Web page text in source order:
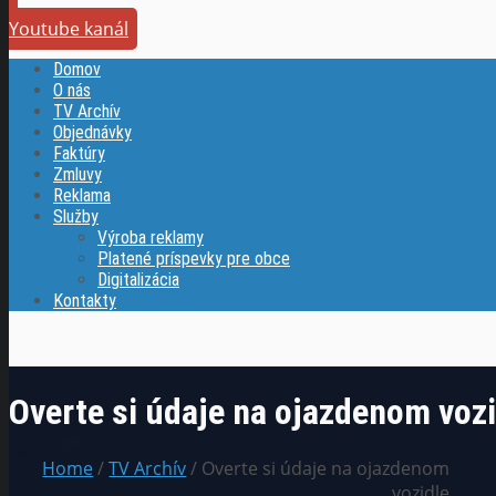
Youtube kanál
Domov
O nás
TV Archív
Objednávky
Faktúry
Zmluvy
Reklama
Služby
Výroba reklamy
Platené príspevky pre obce
Digitalizácia
Kontakty
Overte si údaje na ojazdenom
Home/TV Archív/ Overte si údaje na ojazdenom